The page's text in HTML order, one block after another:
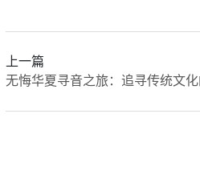
上一篇
无悔华夏寻音之旅：追寻传统文